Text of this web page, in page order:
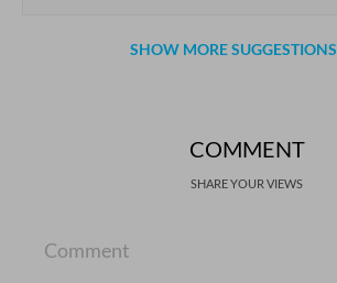
SHOW MORE SUGGESTIONS
COMMENT
SHARE YOUR VIEWS
Comment